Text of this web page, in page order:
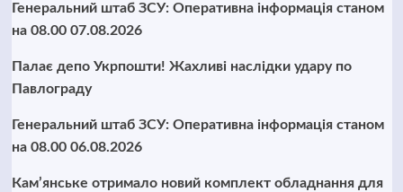
Генеральний штаб ЗСУ: Оперативна інформація станом
на 08.00 07.08.2026
Палає депо Укрпошти! Жахливі наслідки удару по
Павлограду
Генеральний штаб ЗСУ: Оперативна інформація станом
на 08.00 06.08.2026
Кам’янське отримало новий комплект обладнання для